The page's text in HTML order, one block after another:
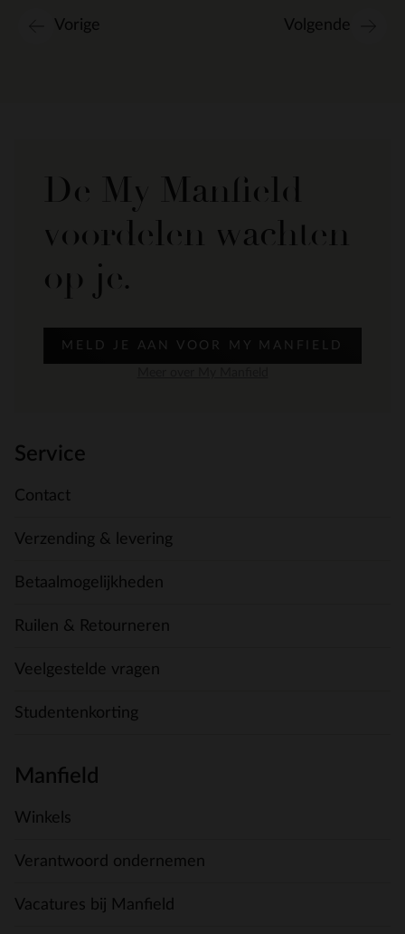
Vorige Volgende
De My Manfield
voordelen wachten
op je.
MELD JE AAN VOOR MY MANFIELD
Service
Contact
Verzending & levering
Betaalmogelijkheden
Ruilen & Retourneren
Veelgestelde vragen
Studentenkorting
Manfield
Winkels
Verantwoord ondernemen
Vacatures bij Manfield